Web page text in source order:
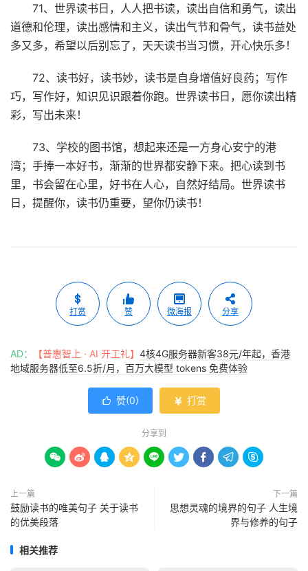
71、世界读书日，人人把书读，读出自信和勇气，读出
道德和伦理，读出感情和主义，读出气节和骨气，读书益处
多又多，希望以后别忘了，天天读书当习惯，开心快乐多！
72、读书好，读书妙，读书是自身增值好良药；写作
巧，写作好，知识见识跟着你跑。世界读书日，愿你读出精
彩，写出未来！
73、学校的图书馆，想起来还是一方身心安宁的港
湾；手捧一本好书，渐渐的世界都安静下来。把心读到书
里，书会留在心里，好书在人心，自然好结局。世界读书
日，提醒你，读书仍重要，望你仍读书！
打赏 赞 微海报 分享
AD： 【普惠智上 · AI 开工礼】 4核4G服务器新客38元/年起，香港
地域服务器低至6.5折/月，百万大模型 tokens 免费体验
 赞(0)  打赏
分享到
        
上一篇
鼓励读书的唯美句子 关于读书
的优美段落
下一篇
思想灵魂的境界的句子 人生境
界与修养的句子
相关推荐